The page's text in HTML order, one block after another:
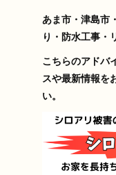
あま市・津島市
り・防水工事・
こちらのアドバ
スや最新情報を
い。